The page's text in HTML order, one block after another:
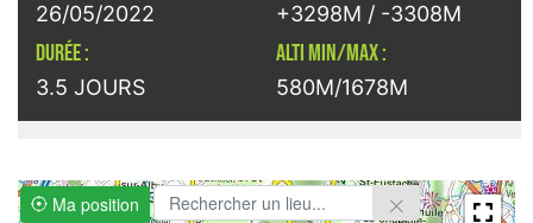
26/05/2022
DURÉE :
3.5 JOURS
+3298M / -3308M
ALTI MIN/MAX :
580M/1678M
Ma position